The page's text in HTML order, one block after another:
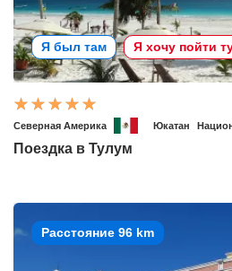
Я был там Я хочу пойти
Северная Америка Юкатан
Поездка в Тулум
Расстояние 96 km